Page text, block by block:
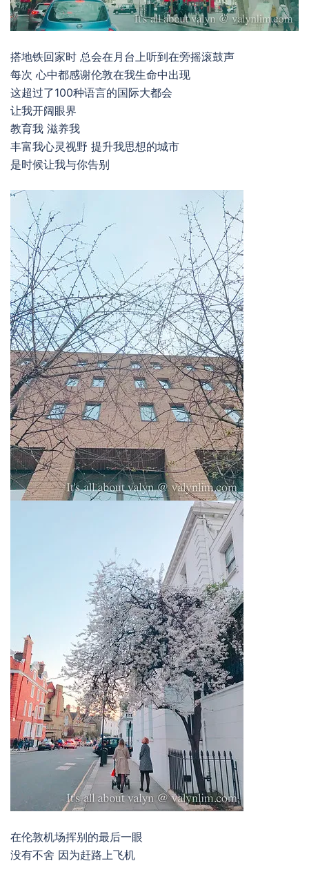
搭地铁回家时 总会在月台上听到在旁摇滚鼓声
每次 心中都感谢伦敦在我生命中出现
这超过了100种语言的国际大都会
让我开阔眼界
教育我 滋养我
丰富我心灵视野 提升我思想的城市
是时候让我与你告别
在伦敦机场挥别的最后一眼
没有不舍 因为赶路上飞机